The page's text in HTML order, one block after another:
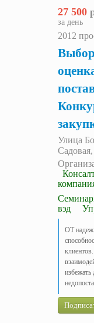
27 500
за день
2012
Улица
вэд
ОТ
избежать